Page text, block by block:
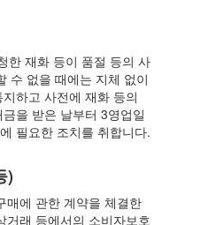
한 재화 등이 품절 등의 사
수 없을 때에는 지체 없이
하고 사전에 재화 등의
을 받은 날부터 3영업일
필요한 조치를 취합니다.
)
매에 관한 계약을 체결한
거래 등에서의 소비자보호